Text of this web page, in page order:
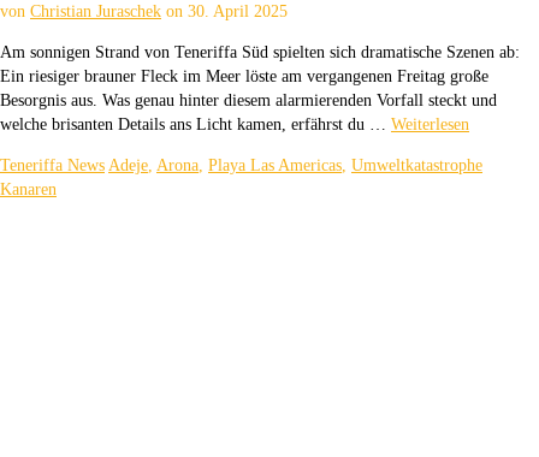
von Christian Juraschek on 30. April 2025
Am sonnigen Strand von Teneriffa Süd spielten sich dramatische Szenen ab:
Ein riesiger brauner Fleck im Meer löste am vergangenen Freitag große
Besorgnis aus. Was genau hinter diesem alarmierenden Vorfall steckt und
welche brisanten Details ans Licht kamen, erfährst du … Weiterlesen
Teneriffa News Adeje Arona Playa Las Americas Umweltkatastrophe
Kanaren